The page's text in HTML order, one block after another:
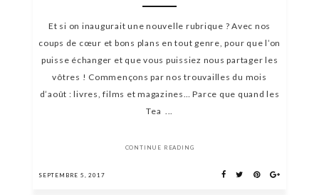
Et si on inaugurait une nouvelle rubrique ? Avec nos
coups de cœur et bons plans en tout genre, pour que l’on
puisse échanger et que vous puissiez nous partager les
vôtres ! Commençons par nos trouvailles du mois
d’août : livres, films et magazines… Parce que quand les
Tea ...
CONTINUE READING
SEPTEMBRE 5, 2017